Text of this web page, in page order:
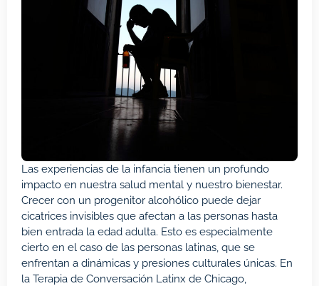
Las experiencias de la infancia tienen un profundo
impacto en nuestra salud mental y nuestro bienestar.
Crecer con un progenitor alcohólico puede dejar
cicatrices invisibles que afectan a las personas hasta
bien entrada la edad adulta. Esto es especialmente
cierto en el caso de las personas latinas, que se
enfrentan a dinámicas y presiones culturales únicas. En
la Terapia de Conversación Latinx de Chicago,